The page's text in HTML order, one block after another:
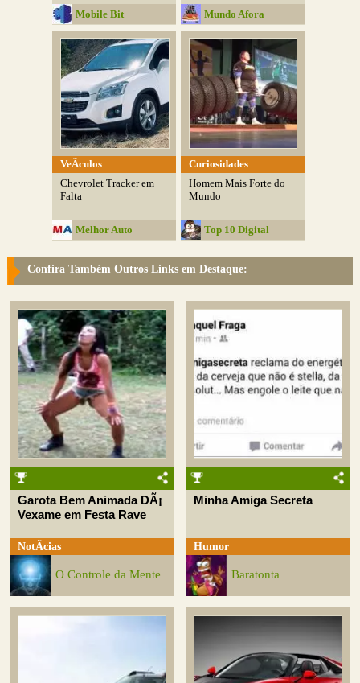
Mobile Bit
Mundo Afora
VeÃ­culos
Chevrolet Tracker em
Falta
Melhor Auto
Curiosidades
Homem Mais Forte do
Mundo
Top 10 Digital
Confira Também Outros Links em Destaque:
Garota Bem Animada DÃ¡
Vexame em Festa Rave
NotÃ­cias
O Controle da Mente
Minha Amiga Secreta
Humor
Baratonta